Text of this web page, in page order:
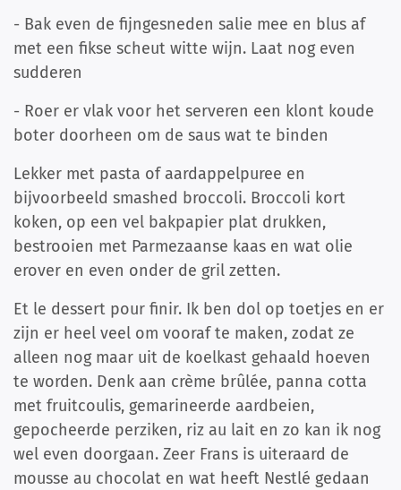
- Bak even de fijngesneden salie mee en blus af
met een fikse scheut witte wijn. Laat nog even
sudderen
- Roer er vlak voor het serveren een klont koude
boter doorheen om de saus wat te binden
Lekker met pasta of aardappelpuree en
bijvoorbeeld smashed broccoli. Broccoli kort
koken, op een vel bakpapier plat drukken,
bestrooien met Parmezaanse kaas en wat olie
erover en even onder de gril zetten.
Et le dessert pour finir. Ik ben dol op toetjes en er
zijn er heel veel om vooraf te maken, zodat ze
alleen nog maar uit de koelkast gehaald hoeven
te worden. Denk aan crème brûlée, panna cotta
met fruitcoulis, gemarineerde aardbeien,
gepocheerde perziken, riz au lait en zo kan ik nog
wel even doorgaan. Zeer Frans is uiteraard de
mousse au chocolat en wat heeft Nestlé gedaan